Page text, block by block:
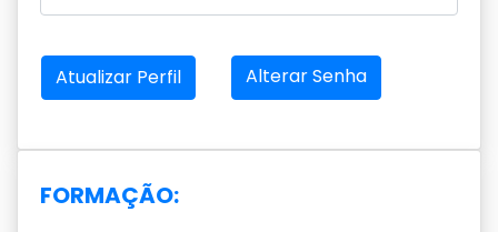
Atualizar Perfil Alterar Senha
FORMAÇÃO: